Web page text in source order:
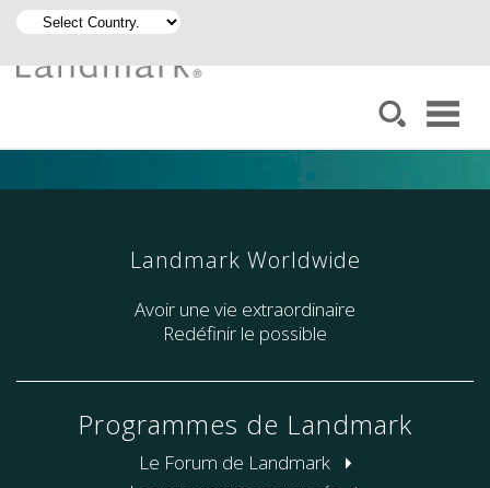
Landmark Worldwide
Avoir une vie extraordinaire
Redéfinir le possible
Programmes de Landmark
Le Forum de Landmark